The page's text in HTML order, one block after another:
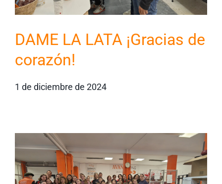
DAME LA LATA ¡Gracias de
corazón!
1 de diciembre de 2024